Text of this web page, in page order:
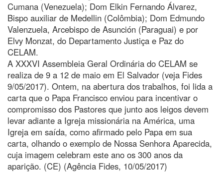
Cumana (Venezuela); Dom Elkin Fernando Álvarez,
Bispo auxiliar de Medellin (Colômbia); Dom Edmundo
Valenzuela, Arcebispo de Asunción (Paraguai) e por
Elvy Monzat, do Departamento Justiça e Paz do
CELAM.
A XXXVI Assembleia Geral Ordinária do CELAM se
realiza de 9 a 12 de maio em El Salvador (veja Fides
9/05/2017). Ontem, na abertura dos trabalhos, foi lida a
carta que o Papa Francisco enviou para incentivar o
compromisso dos Pastores que junto aos leigos devem
levar adiante a Igreja missionária na América, uma
Igreja em saída, como afirmado pelo Papa em sua
carta, olhando o exemplo de Nossa Senhora Aparecida,
cuja imagem celebram este ano os 300 anos da
aparição. (CE) (Agência Fides, 10/05/2017)